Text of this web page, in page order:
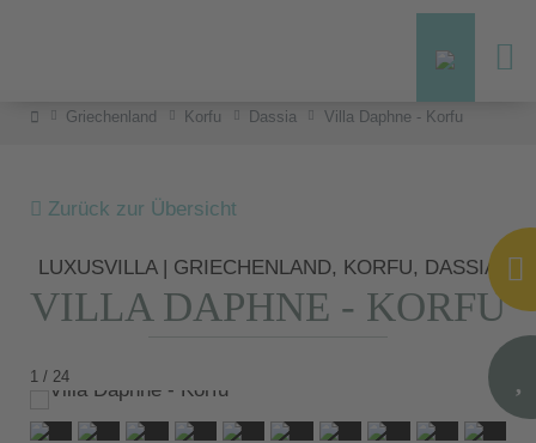
Griechenland Korfu Dassia Villa Daphne - Korfu
Zurück zur Übersicht
LUXUSVILLA | GRIECHENLAND, KORFU, DASSIA
VILLA DAPHNE - KORFU
1 / 24